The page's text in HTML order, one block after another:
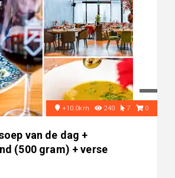
+10.0km 240 7 0
van de dag +
(500 gram) + verse